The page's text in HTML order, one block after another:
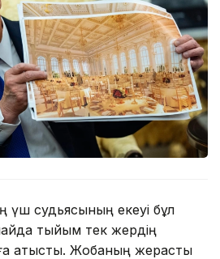
үш судьясының екеуі бұл
тыйым тек жердің
қатысты. Жобаның жерасты